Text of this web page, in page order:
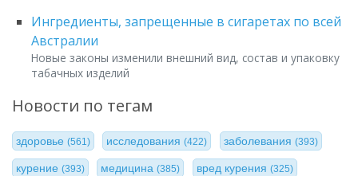
Ингредиенты, запрещенные в сигаретах по всей
Австралии
Новые законы изменили внешний вид, состав и упаковку
табачных изделий
Новости по тегам
здоровье (561) исследования(422) заболевания (393)
курение (393) медицина(385) вред курения (325)